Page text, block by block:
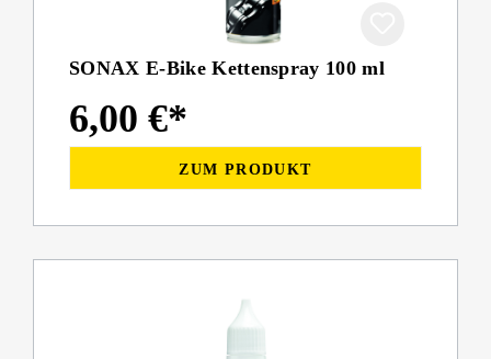
SONAX E-Bike Kettenspray 100 ml
6,00 €*
ZUM PRODUKT